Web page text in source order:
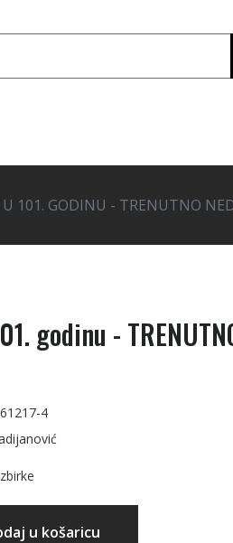
U 101. GODINU - TRENUTNO
godinu -
4
u košaricu